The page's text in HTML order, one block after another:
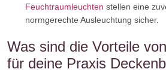
Feuchtraumleuchten stellen eine
normgerechte Ausleuchtung sicher.
Was sind die Vorteile
für deine Praxis